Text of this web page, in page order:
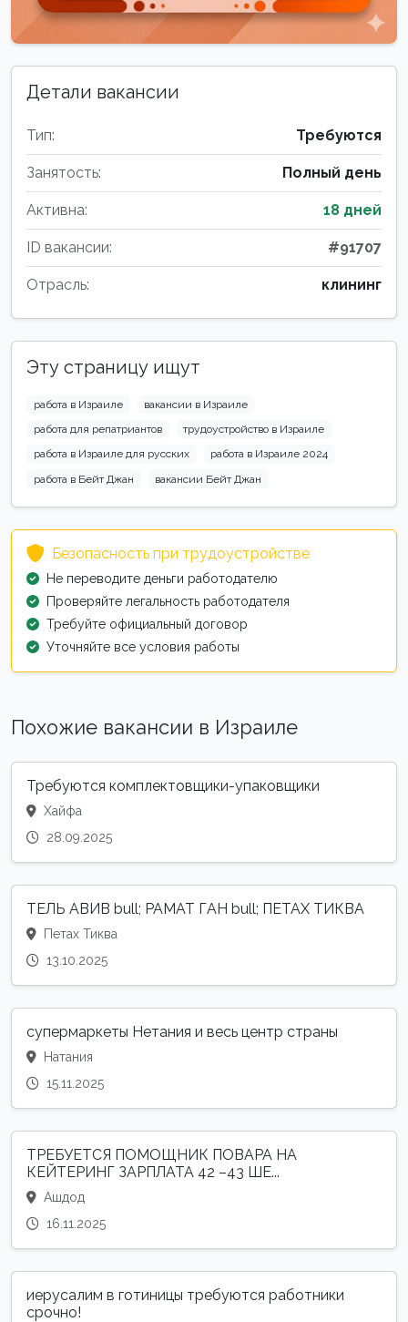
Детали вакансии
Тип: Требуются
Занятость: Полный день
Активна: 18 дней
ID вакансии: #91707
Отрасль: клининг
Эту страницу ищут
работа в Израиле
вакансии в Израиле
работа для репатриантов
трудоустройство в Израиле
работа в Израиле для русских
работа в Израиле 2024
работа в Бейт Джан
вакансии Бейт Джан
Безопасность при трудоустройстве
Не переводите деньги работодателю
Проверяйте легальность работодателя
Требуйте официальный договор
Уточняйте все условия работы
Похожие вакансии в Израиле
Требуются комплектовщики-упаковщики
Хайфа
28.09.2025
ТЕЛЬ АВИВ bull; РАМАТ ГАН bull; ПЕТАХ ТИКВА
Петах Тиква
13.10.2025
супермаркеты Нетания и весь центр страны
Натания
15.11.2025
ТРЕБУЕТСЯ ПОМОЩНИК ПОВАРА НА
КЕЙТЕРИНГ ЗАРПЛАТА 42 –43 ШЕ...
Ашдод
16.11.2025
иерусалим в готиницы требуются работники
срочно!